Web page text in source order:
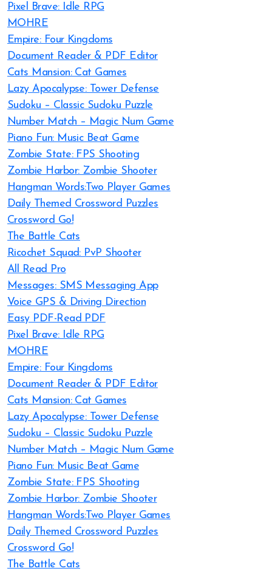
Pixel Brave: Idle RPG
MOHRE
Empire: Four Kingdoms
Document Reader & PDF Editor
Cats Mansion: Cat Games
Lazy Apocalypse: Tower Defense
Sudoku – Classic Sudoku Puzzle
Number Match – Magic Num Game
Piano Fun: Music Beat Game
Zombie State: FPS Shooting
Zombie Harbor: Zombie Shooter
Hangman Words:Two Player Games
Daily Themed Crossword Puzzles
Crossword Go!
The Battle Cats
Ricochet Squad: PvP Shooter
All Read Pro
Messages: SMS Messaging App
Voice GPS & Driving Direction
Easy PDF-Read PDF
Pixel Brave: Idle RPG
MOHRE
Empire: Four Kingdoms
Document Reader & PDF Editor
Cats Mansion: Cat Games
Lazy Apocalypse: Tower Defense
Sudoku – Classic Sudoku Puzzle
Number Match – Magic Num Game
Piano Fun: Music Beat Game
Zombie State: FPS Shooting
Zombie Harbor: Zombie Shooter
Hangman Words:Two Player Games
Daily Themed Crossword Puzzles
Crossword Go!
The Battle Cats